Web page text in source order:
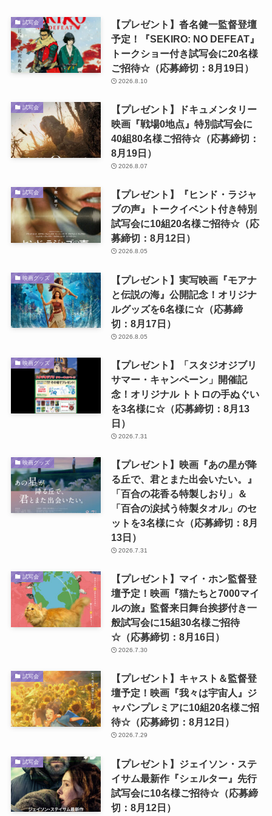
試写会
【プレゼント】沓名健一監督登壇
予定！『SEKIRO: NO DEFEAT』
トークショー付き試写会に20名様
ご招待☆（応募締切：8月19日）
2026.8.10
試写会
【プレゼント】ドキュメンタリー
映画『戦場0地点』特別試写会に
40組80名様ご招待☆（応募締切：
8月19日）
2026.8.07
試写会
【プレゼント】『ヒンド・ラジャ
ブの声』トークイベント付き特別
試写会に10組20名様ご招待☆（応
募締切：8月12日）
2026.8.05
映画グッズ
【プレゼント】実写映画『モアナ
と伝説の海』公開記念！オリジナ
ルグッズを6名様に☆（応募締
切：8月17日）
2026.8.05
映画グッズ
【プレゼント】「スタジオジブリ
サマー・キャンペーン」開催記
念！オリジナル トトロの手ぬぐい
を3名様に☆（応募締切：8月13
日）
2026.7.31
映画グッズ
【プレゼント】映画『あの星が降
る丘で、君とまた出会いたい。』
「百合の花香る特製しおり」＆
「百合の涙拭う特製タオル」のセ
ットを3名様に☆（応募締切：8月
13日）
2026.7.31
試写会
【プレゼント】マイ・ホン監督登
壇予定！映画『猫たちと7000マイ
ルの旅』監督来日舞台挨拶付き一
般試写会に15組30名様ご招待
☆（応募締切：8月16日）
2026.7.30
試写会
【プレゼント】キャスト＆監督登
壇予定！映画『我々は宇宙人』ジ
ャパンプレミアに10組20名様ご招
待☆（応募締切：8月12日）
2026.7.29
試写会
【プレゼント】ジェイソン・ステ
イサム最新作『シェルター』先行
試写会に10名様ご招待☆（応募締
切：8月12日）